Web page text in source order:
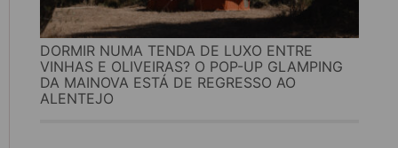
DORMIR NUMA TENDA DE LUXO ENTRE
VINHAS E OLIVEIRAS? O POP-UP GLAMPING
DA MAINOVA ESTÁ DE REGRESSO AO
ALENTEJO